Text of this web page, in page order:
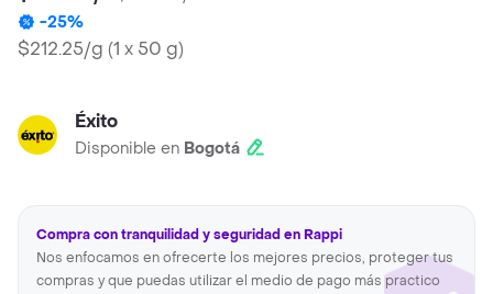
-25%
$212.25/g (1 x 50 g)
Éxito
Disponible en Bogotá
Compra con tranquilidad y seguridad en Rappi
Nos enfocamos en ofrecerte los mejores precios, proteger tus
compras y que puedas utilizar el medio de pago más practico